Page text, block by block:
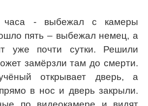
часа - выбежал с камеры
пять – выбежал немец, а
уже почти сутки. Решили
замёрзли там до смерти.
открывает дверь, а
в нос и дверь закрыли.